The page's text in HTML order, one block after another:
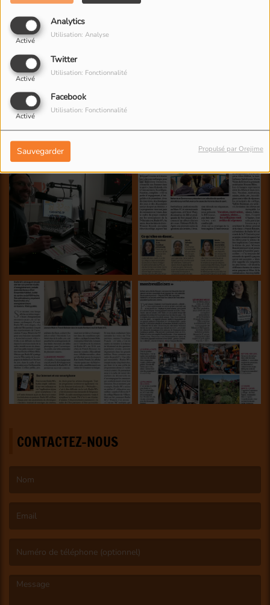
Analytics
Activé
Utilisation: Analyse
Twitter
Activé
Utilisation: Fonctionnalité
Facebook
Activé
Utilisation: Fonctionnalité
Sauvegarder Propulsé par Orejime
NOS PHOTOS
CONTACTEZ-NOUS